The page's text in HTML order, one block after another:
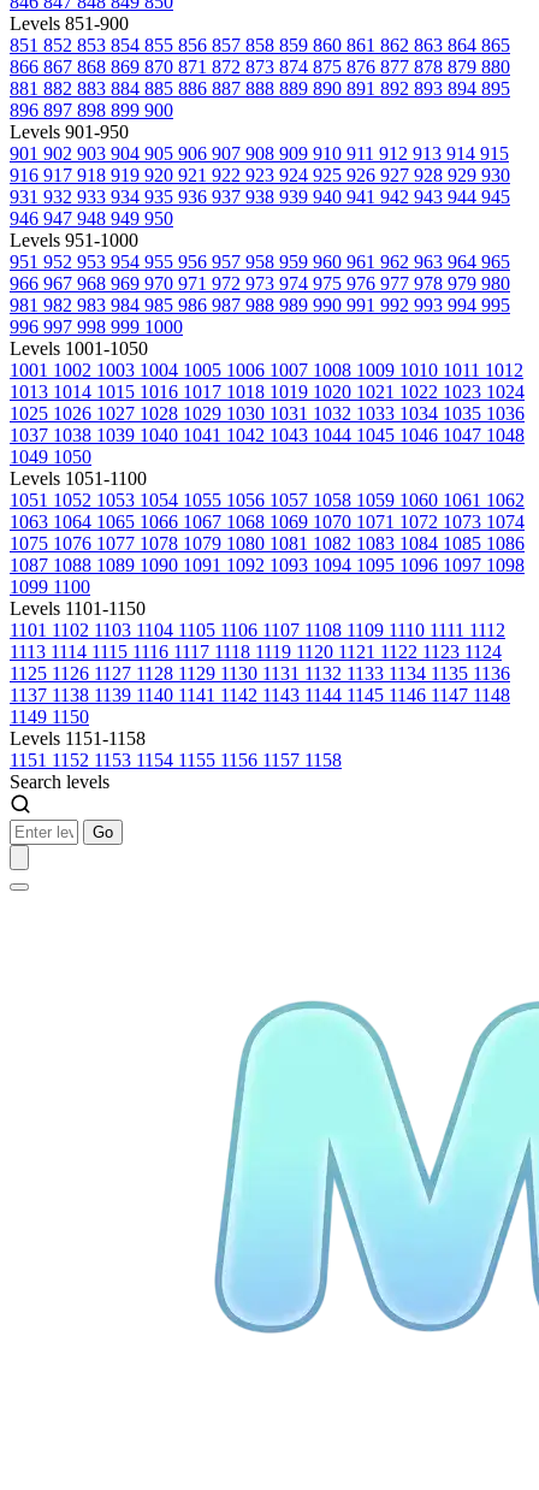
Levels 851-900
851 852 853 854 855 856 857 858 859 860 861 862 863 864 865
866 867 868 869 870 871 872 873 874 875 876 877 878 879 880
881 882 883 884 885 886 887 888 889 890 891 892 893 894 895
896 897 898 899 900
Levels 901-950
901 902 903 904 905 906 907 908 909 910 911 912 913 914 915
916 917 918 919 920 921 922 923 924 925 926 927 928 929 930
931 932 933 934 935 936 937 938 939 940 941 942 943 944 945
946 947 948 949 950
Levels 951-1000
951 952 953 954 955 956 957 958 959 960 961 962 963 964 965
966 967 968 969 970 971 972 973 974 975 976 977 978 979 980
981 982 983 984 985 986 987 988 989 990 991 992 993 994 995
996 997 998 999 1000
Levels 1001-1050
1001 1002 1003 1004 1005 1006 1007 1008 1009 1010 1011 1012
1013 1014 1015 1016 1017 1018 1019 1020 1021 1022 1023 1024
1025 1026 1027 1028 1029 1030 1031 1032 1033 1034 1035 1036
1037 1038 1039 1040 1041 1042 1043 1044 1045 1046 1047 1048
1049 1050
Levels 1051-1100
1051 1052 1053 1054 1055 1056 1057 1058 1059 1060 1061 1062
1063 1064 1065 1066 1067 1068 1069 1070 1071 1072 1073 1074
1075 1076 1077 1078 1079 1080 1081 1082 1083 1084 1085 1086
1087 1088 1089 1090 1091 1092 1093 1094 1095 1096 1097 1098
1099 1100
Levels 1101-1150
1101 1102 1103 1104 1105 1106 1107 1108 1109 1110 1111 1112
1113 1114 1115 1116 1117 1118 1119 1120 1121 1122 1123 1124
1125 1126 1127 1128 1129 1130 1131 1132 1133 1134 1135 1136
1137 1138 1139 1140 1141 1142 1143 1144 1145 1146 1147 1148
1149 1150
Levels 1151-1158
1151 1152 1153 1154 1155 1156 1157 1158
Search levels
Go